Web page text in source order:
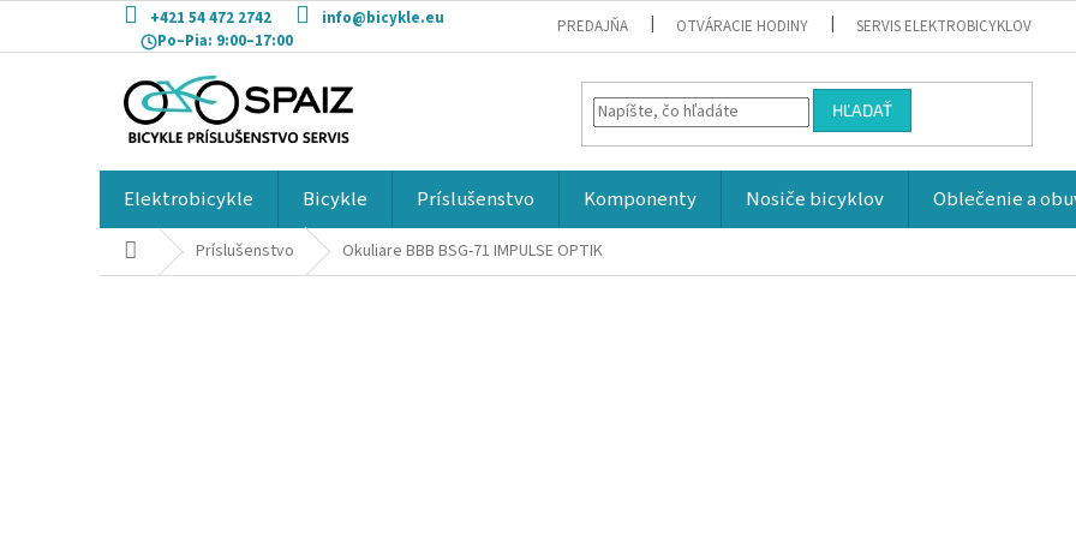
obsah
+421 54 472 2742
info@bicykle.eu
Po–Pia: 9:00–17:00
PREDAJŇA OTVÁRACIE HODINY SERVIS ELEKTROBICYKLOV
HĽADAŤ
Elektrobicykle Bicykle Príslušenstvo Komponenty Nosiče bicyklov Oblečenie a
DomovPríslušenstvo Okuliare BBB BSG-71 IMPULSE OPTIK